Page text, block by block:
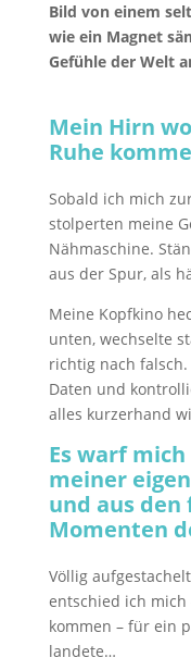
Bild von einem
wie ein Magnet
Gefühle der Welt
Mein Hirn
Ruhe
Sobald ich mich
stolperten meine
Nähmaschine.
aus der Spur, als
Meine Kopfkino
unten, wechselte
richtig nach
Daten und
alles kurzerhand
Es warf
meiner
und aus
Momenten
Völlig
entschied ich mich
kommen – für ein
landete…